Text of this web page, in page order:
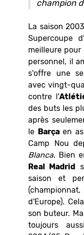
champion
La saison
Supercoupe
meilleure
personnel, il
s'offre une
avec vingt-
contre l'
des buts les
après
le Barçaen
Camp Nou
Blanca. Bien
Real Madrid
saison et
d'Europe).
son buteur.
toujours